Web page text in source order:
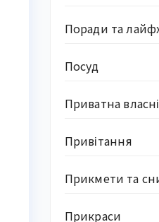
Поради та
Посуд
Приватна
Привітання
Прикмети та
Прикраси